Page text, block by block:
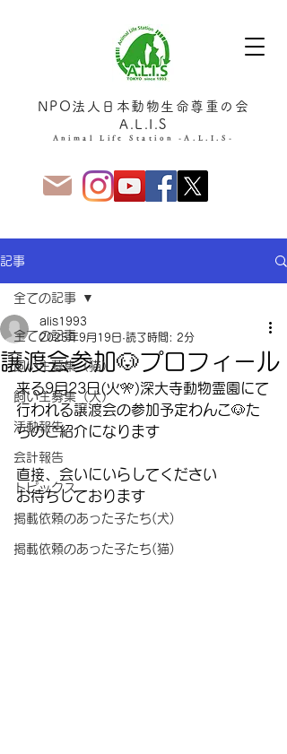
NPO法人日本動物生命尊重の会
A.L.I.S
Animal Life Station -A.L.I.S-
記事
全ての記事
飼い主募集（猫）
飼い主募集（犬）
活動報告
会計報告
トピックス
掲載依頼のあった子たち(犬)
掲載依頼のあった子たち(猫)
全ての記事
譲渡会参加🐶プロフィール
alis1993
2025年9月19日 読了時間: 2分
来る9月23日(火🎌)深大寺動物霊園にて
行われる譲渡会の参加予定わんこ🐶た
ちのご紹介になります
直接、会いにいらしてください
お待ちしております